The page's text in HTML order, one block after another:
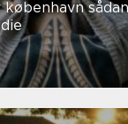
sådan finder du